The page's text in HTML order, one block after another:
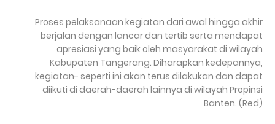
Proses pelaksanaan kegiatan dari awal hingga akhir
berjalan dengan lancar dan tertib serta mendapat
apresiasi yang baik oleh masyarakat di wilayah
Kabupaten Tangerang. Diharapkan kedepannya,
kegiatan- seperti ini akan terus dilakukan dan dapat
diikuti di daerah-daerah lainnya di wilayah Propinsi
Banten. (Red)